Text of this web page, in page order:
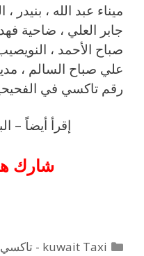
ميناء عبد الله ، بنيدر
جابر العلي ، ضاحية
صباح الأحمد ،
علي صباح السالم ،
رقم تاكسي في
إقرأ أيضاً –
شارك
التصنيفات
kuwait Taxi - تاكسي الكويت